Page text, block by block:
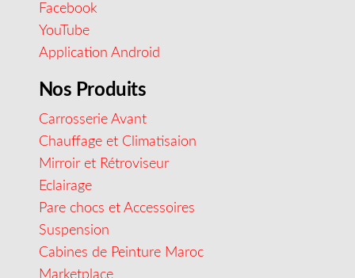
Facebook
YouTube
Application Android
Nos Produits
Carrosserie Avant
Chauffage et Climatisaion
Mirroir et Rétroviseur
Eclairage
Pare chocs et Accessoires
Suspension
Cabines de Peinture Maroc
Marketplace